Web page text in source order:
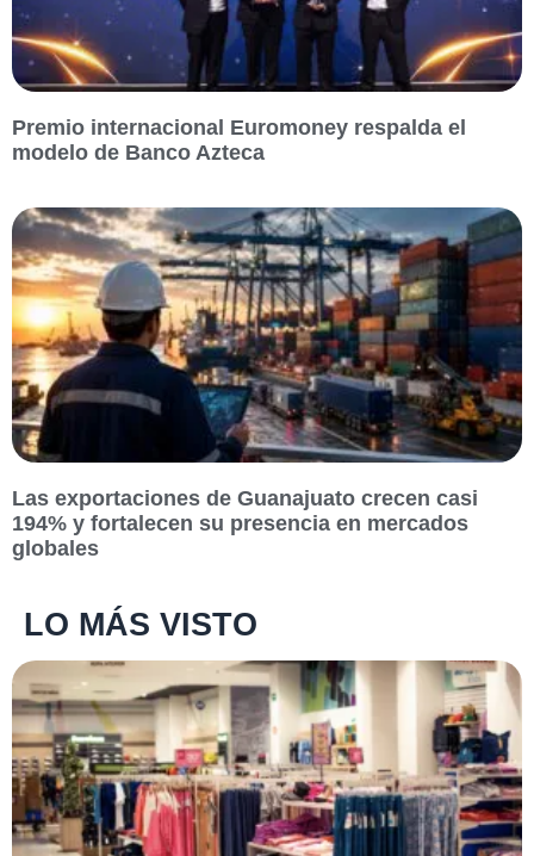
Premio internacional Euromoney respalda el
modelo de Banco Azteca
Las exportaciones de Guanajuato crecen casi
194% y fortalecen su presencia en mercados
globales
LO MÁS VISTO